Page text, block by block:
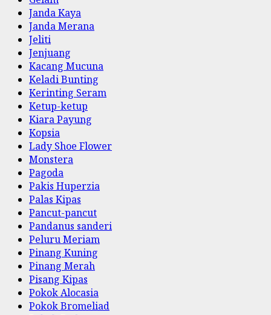
Janda Kaya
Janda Merana
Jeliti
Jenjuang
Kacang Mucuna
Keladi Bunting
Kerinting Seram
Ketup-ketup
Kiara Payung
Kopsia
Lady Shoe Flower
Monstera
Pagoda
Pakis Huperzia
Palas Kipas
Pancut-pancut
Pandanus sanderi
Peluru Meriam
Pinang Kuning
Pinang Merah
Pisang Kipas
Pokok Alocasia
Pokok Bromeliad